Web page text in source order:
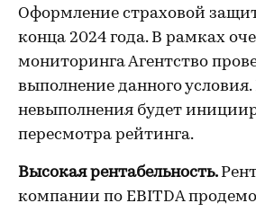
Оформление страховой
конца 2024 года. В рамках
мониторинга Агентство
выполнение данного условия.
невыполнения будет
пересмотра рейтинга.
Высокая рентабельность.
компании по EBITDA